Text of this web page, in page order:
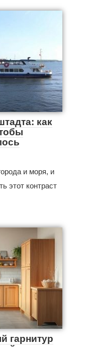
как
и моря, и
этот контраст
гарнитур